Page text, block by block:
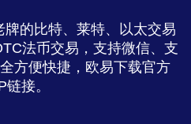
的比特、莱特、以太交易
法币交易，支持微信、支
方便快捷，欧易下载官方
链接。